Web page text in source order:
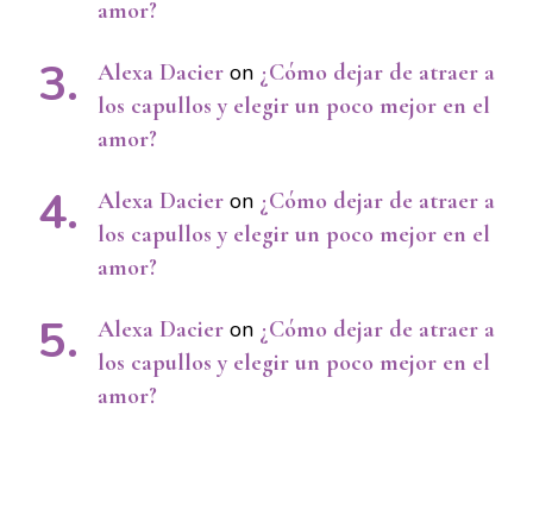
amor?
Alexa Dacier on ¿Cómo dejar de atraer a
los capullos y elegir un poco mejor en el
amor?
Alexa Dacier on ¿Cómo dejar de atraer a
los capullos y elegir un poco mejor en el
amor?
Alexa Dacier on ¿Cómo dejar de atraer a
los capullos y elegir un poco mejor en el
amor?